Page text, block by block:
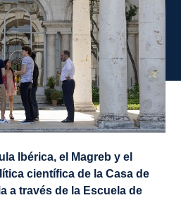
Ibérica, el Magreb y el
científica de la Casa de
a través de la Escuela de